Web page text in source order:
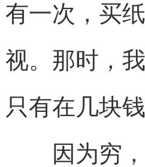
有一次，买
视。那时，
只有在几块
因为穷，